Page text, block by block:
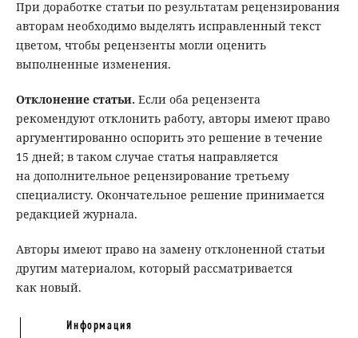
При доработке статьи по результатам рецензирования
авторам необходимо выделять исправленный текст
цветом, чтобы рецензенты могли оценить
выполненные изменения.
Отклонение статьи. Если оба рецензента
рекомендуют отклонить работу, авторы имеют право
аргументированно оспорить это решение в течение
15 дней; в таком случае статья направляется
на дополнительное рецензирование третьему
специалисту. Окончательное решение принимается
редакцией журнала.
Авторы имеют право на замену отклоненной статьи
другим материалом, который рассматривается
как новый.
Информация